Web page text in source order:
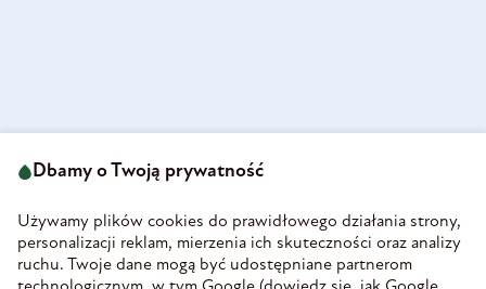
58-160 Świebodzice
REGON 890213034
INFORMACJE
Dbamy o Twoją prywatność
Używamy plików cookies do prawidłowego działania strony,
personalizacji reklam, mierzenia ich skuteczności oraz analizy
ruchu. Twoje dane mogą być udostępniane partnerom